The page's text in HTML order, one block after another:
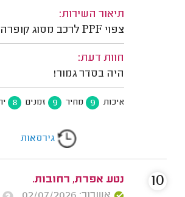
תיאור השירות:
צפוי PPF לרכב מסוג קופרה.
חוות דעת:
היה בסדר גמור!
איכות 9 מחיר 9 זמנים 8
גירסאות
נטע אפרת, רחובות.
10